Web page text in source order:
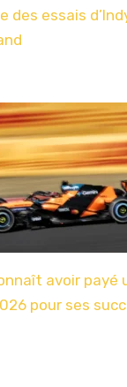
des essais
avoir payé
pour ses